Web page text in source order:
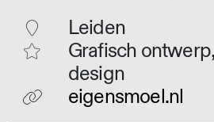
Leiden
Grafisch
design
eigensmoel.nl